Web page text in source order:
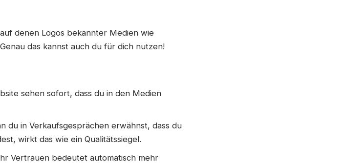
denen Logos bekannter Medien wie
das kannst auch du für dich nutzen!
sehen sofort, dass du in den Medien
du in Verkaufsgesprächen erwähnst, dass du
wirkt das wie ein Qualitätssiegel.
Vertrauen bedeutet automatisch mehr